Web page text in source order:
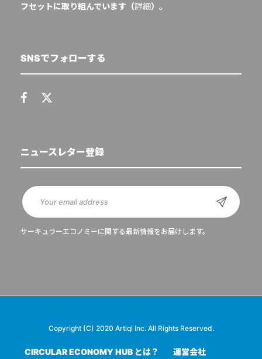
フセットに取り組んでいます（詳細）。
SNSでフォローする
ニュースレター登録
サーキュラーエコノミーに関する最新情報をお届けします。
Copyright (C) 2020 Artiql Inc. All Rights Reserved.
CIRCULAR ECONOMY HUB とは？ 運営会社